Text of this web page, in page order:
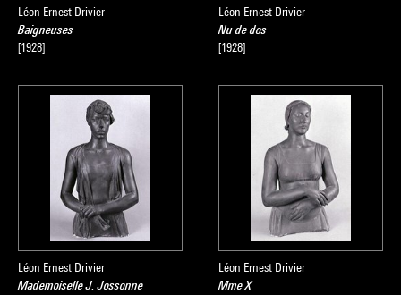
Léon Ernest Drivier
Baigneuses
[1928]
Léon Ernest Drivier
Nu de dos
[1928]
Léon Ernest Drivier
Mademoiselle J. Jossonne
Léon Ernest Drivier
Mme X